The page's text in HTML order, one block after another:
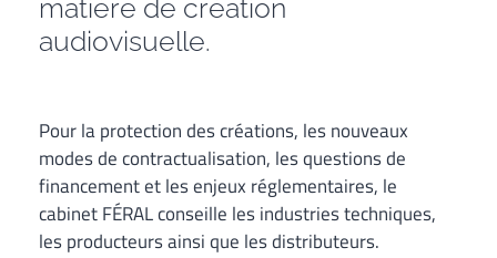
matière de création
audiovisuelle.
Pour la protection des créations, les nouveaux
modes de contractualisation, les questions de
financement et les enjeux réglementaires, le
cabinet FÉRAL conseille les industries techniques,
les producteurs ainsi que les distributeurs.